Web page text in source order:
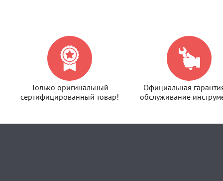
Только оригинальный
сертифицированный товар!
Официальная
обслуживание